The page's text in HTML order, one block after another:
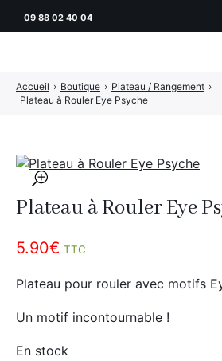
🔍
Plateau à Rouler Eye
5.90€ TTC
Plateau pour rouler avec motifs
Un motif incontournable !
En stock
Accueil › Boutique › Plateau / Rangement ›
Plateau à Rouler Eye Psyche
09 88 02 40 04
Tubeuses
Feuilles
JNR